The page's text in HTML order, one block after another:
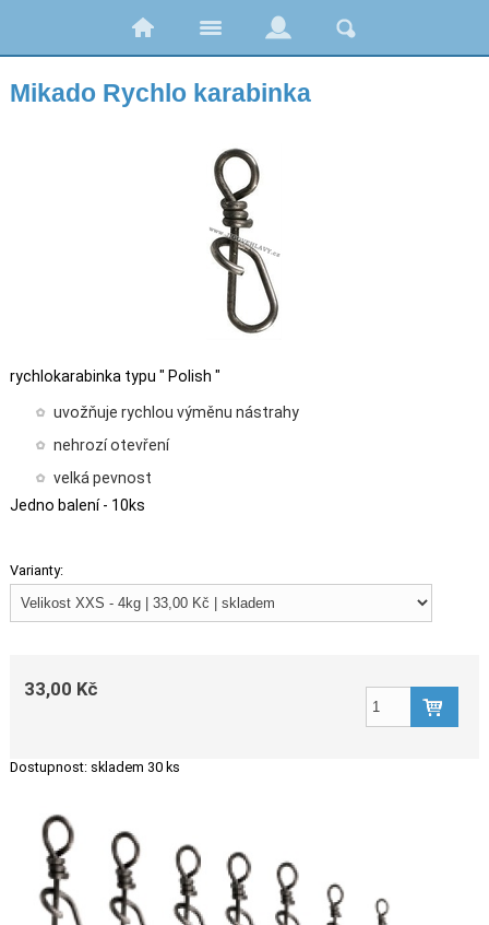
Mikado Rychlo karabinka
rychlokarabinka typu " Polish "
uvožňuje rychlou výměnu nástrahy
nehrozí otevření
velká pevnost
Jedno balení - 10ks
Varianty:
33,00 Kč
Dostupnost: skladem 30 ks